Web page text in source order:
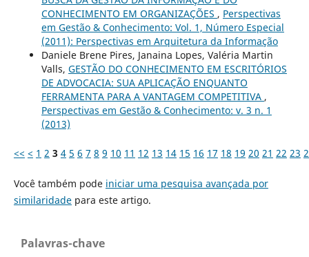
CONHECIMENTO EM ORGANIZAÇÕES , Perspectivas
em Gestão & Conhecimento: Vol. 1, Número Especial
(2011): Perspectivas em Arquitetura da Informação
Daniele Brene Pires, Janaina Lopes, Valéria Martin
Valls, GESTÃO DO CONHECIMENTO EM ESCRITÓRIOS
DE ADVOCACIA: SUA APLICAÇÃO ENQUANTO
FERRAMENTA PARA A VANTAGEM COMPETITIVA ,
Perspectivas em Gestão & Conhecimento: v. 3 n. 1
(2013)
<< < 1 2 3 4 5 6 7 8 9 10 11 12 13 14 15 16 17 18 19 20 21 22 23
Você também pode iniciar uma pesquisa avançada por
similaridadepara este artigo.
Palavras-chave